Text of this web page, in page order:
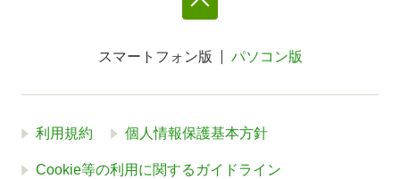
スマートフォン版 パソコン版
利用規約 個人情報保護基本方針
Cookie等の利用に関するガイドライン